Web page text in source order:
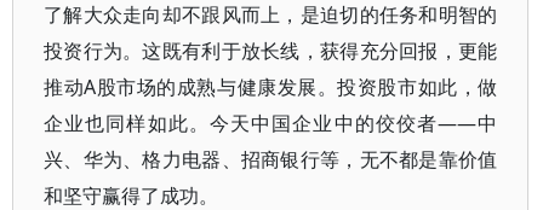
了解大众走向却不跟风而上，是迫切的任务和明智的
投资行为。这既有利于放长线，获得充分回报，更能
推动A股市场的成熟与健康发展。投资股市如此，做
企业也同样如此。今天中国企业中的佼佼者——中
兴、华为、格力电器、招商银行等，无不都是靠价值
和坚守赢得了成功。